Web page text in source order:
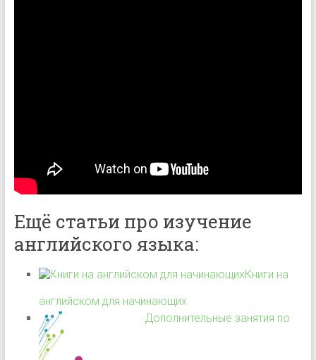
Ещё статьи про изучение
английского языка:
Книги на
английском для начинающих
Дополнительные занятия по